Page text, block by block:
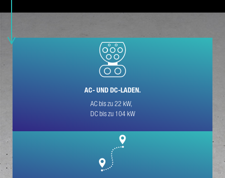
AC- UND DC-LADEN.
AC bis zu 22 kW,
DC bis zu 104 kW